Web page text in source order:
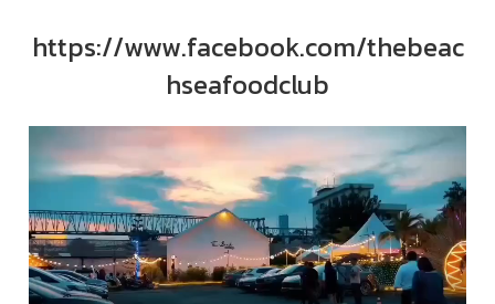
https://www.facebook.com/thebeac
hseafoodclub